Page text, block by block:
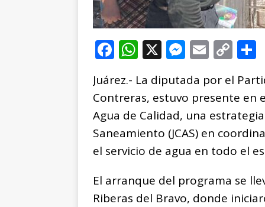
F
c
e
b
o
o
k
W
at
s
A
p
p
X M
ss
e
n
g
e
r
E
ai
l
C
p
y
Li
n
k r
Juárez.- La diputada por el
Contreras, estuvo presente en
Agua de Calidad, una
Saneamiento (JCAS) en
el servicio de agua en todo el
El arranque del programa se
Riberas del Bravo, donde